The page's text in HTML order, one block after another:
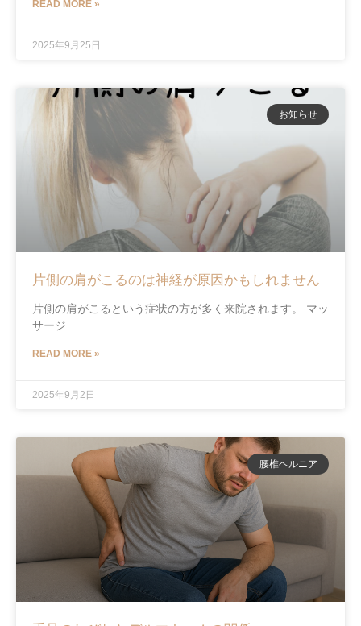
READ MORE »
2025年9月25日
お知らせ
片側の肩がこるのは神経が原因かもしれません
片側の肩がこるという症状の方が多く来院されます。 マッ
サージ
READ MORE »
2025年9月2日
腰椎ヘルニア